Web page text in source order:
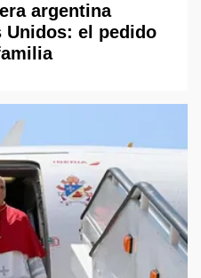
argentina
Unidos: el pedido